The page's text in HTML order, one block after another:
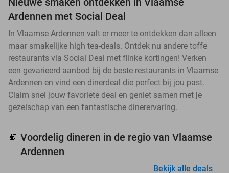
Ardennen met Social Deal
In Vlaamse Ardennen valt er meer te ontdekken dan alleen
maar smakelijke high tea-deals. Ontdek nu andere toffe
restaurants via Social Deal met flinke kortingen! Verken
een gevarieerd aanbod bij de beste restaurants in Vlaamse
Ardennen en vind een dinerdeal die perfect bij jou past.
Claim snel jouw favoriete deal en geniet samen met je
gezelschap van een fantastische dinerervaring.
🍝 Voordelig dineren in de regio van Vlaamse
Ardennen
Bekijk alle deals